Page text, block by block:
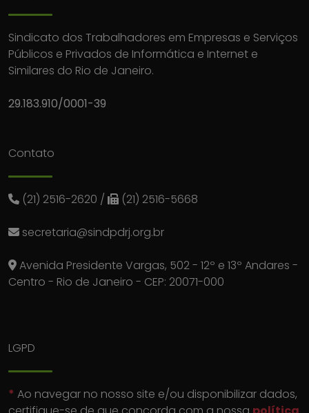
Sindicato dos Trabalhadores em Empresas e Serviços
Públicos e Privados de Informática e Internet e
Similares do Rio de Janeiro.
29.183.910/0001-39
Contato
(21) 2516-2620 / (21) 2516-5668
secretaria@sindpdrj.org.br
Avenida Presidente Vargas, 502 - 12º e 13º Andares -
Centro - Rio de Janeiro - CEP: 20071-000
LGPD
* Ao navegar no nosso site e/ou disponibilizar dados,